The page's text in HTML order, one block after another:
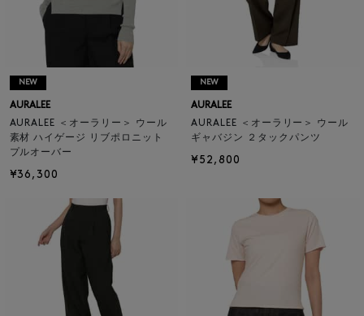
NEW
AURALEE
AURALEE ＜オーラリー＞ ウール
素材 ハイゲージ リブポロニット
プルオーバー
¥36,300
NEW
AURALEE
AURALEE ＜オーラリー＞ ウール
ギャバジン ２タックパンツ
¥52,800